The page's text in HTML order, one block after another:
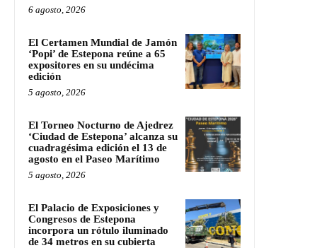
6 agosto, 2026
El Certamen Mundial de Jamón
‘Popi’ de Estepona reúne a 65
expositores en su undécima
edición
5 agosto, 2026
El Torneo Nocturno de Ajedrez
‘Ciudad de Estepona’ alcanza su
cuadragésima edición el 13 de
agosto en el Paseo Marítimo
5 agosto, 2026
El Palacio de Exposiciones y
Congresos de Estepona
incorpora un rótulo iluminado
de 34 metros en su cubierta